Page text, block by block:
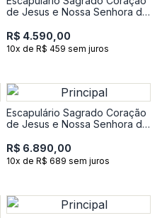
de Jesus e Nossa Senhora do
R$ 4.590,00
10x de R$ 459 sem juros
Escapulário Sagrado Coração
de Jesus e Nossa Senhora do
R$ 6.890,00
10x de R$ 689 sem juros